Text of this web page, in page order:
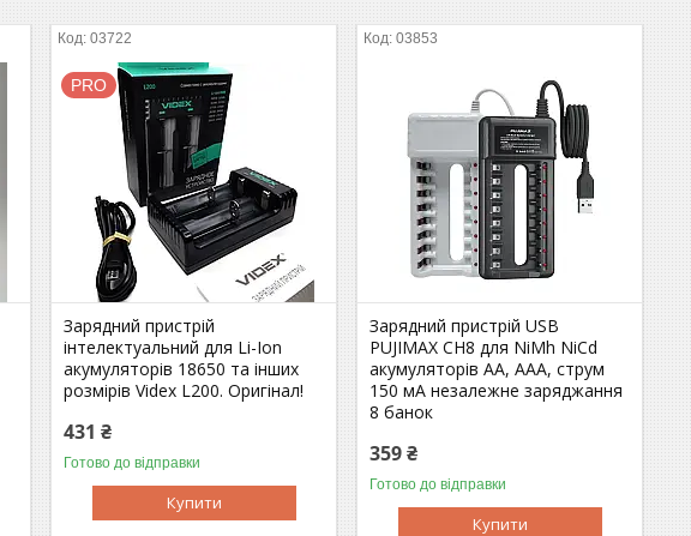
03722
PRO
Зарядний пристрій
інтелектуальний для Li-Ion
акумуляторів 18650 та інших
розмірів Videx L200. Оригінал!
431 ₴
Готово до відправки
Купити
03853
Зарядний пристрій USB
PUJIMAX CH8 для NiMh NiCd
акумуляторів АА, ААА, струм
150 мА незалежне заряджання
8 банок
359 ₴
Готово до відправки
Купити